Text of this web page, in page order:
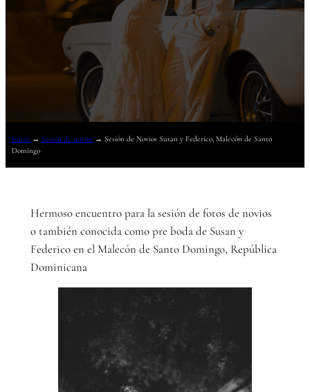
Inicio→ Sesión de novios→ Sesión de Novios Susan y Federico, Malecón de Santo
Domingo
Hermoso encuentro para la sesión de fotos de novios
o también conocida como pre boda de Susan y
Federico en el Malecón de Santo Domingo, República
Dominicana